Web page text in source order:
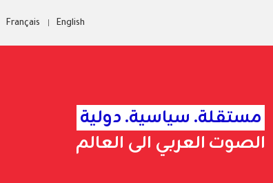
English
Français
مستقلة. سياسية. دولية
الصوت العربي الى العالم